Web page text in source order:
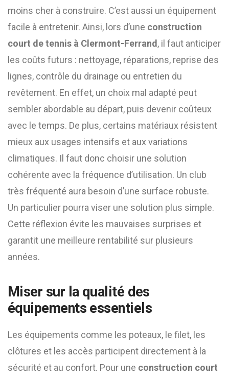
moins cher à construire. C’est aussi un équipement
facile à entretenir. Ainsi, lors d’une construction
court de tennis à Clermont-Ferrand , il faut anticiper
les coûts futurs : nettoyage, réparations, reprise des
lignes, contrôle du drainage ou entretien du
revêtement. En effet, un choix mal adapté peut
sembler abordable au départ, puis devenir coûteux
avec le temps. De plus, certains matériaux résistent
mieux aux usages intensifs et aux variations
climatiques. Il faut donc choisir une solution
cohérente avec la fréquence d’utilisation. Un club
très fréquenté aura besoin d’une surface robuste.
Un particulier pourra viser une solution plus simple.
Cette réflexion évite les mauvaises surprises et
garantit une meilleure rentabilité sur plusieurs
années.
Miser sur la qualité des
équipements essentiels
Les équipements comme les poteaux, le filet, les
clôtures et les accès participent directement à la
sécurité et au confort. Pour une construction court